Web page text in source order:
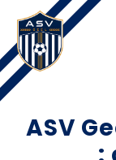
ASV